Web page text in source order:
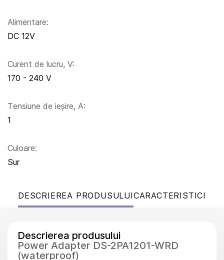
Alimentare:
DC 12V
Curent de lucru, V:
170 - 240 V
Тensiune de ieșire, A:
1
Culoare:
Sur
DESCRIEREA PRODUSULUICARACTERISTICI
Descrierea produsului
Power Adapter DS-2PA1201-WRD
(waterproof)